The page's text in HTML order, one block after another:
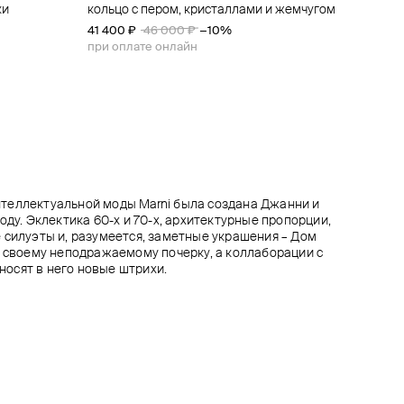
кольцо с пером, кристаллами и жемчугом
41 400 ₽ 46 000 ₽ −10%
при оплате онлайн
открытое кольцо из латуни с кристаллами
36 000 ₽ 40 000 ₽ −10%
при оплате онлайн
и
тонкий браслет-цепь с подвеской и
кристаллами
30 600 ₽ 34 000 ₽
и
кольцо из латуни с кристаллом
47 000 ₽
моды Marni была создана Джанни и
Эклектика 60-х и 70-х, архитектурные пропорции,
и, разумеется, заметные украшения – Дом
неподражаемому почерку, а коллаборации с
в него новые штрихи.